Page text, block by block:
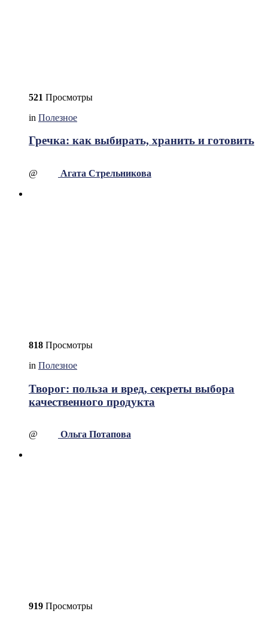
521 Просмотры
in Полезное
Гречка: как выбирать, хранить и готовить
@ Агата Стрельникова
818 Просмотры
in Полезное
Творог: польза и вред, секреты выбора
качественного продукта
@ Ольга Потапова
919 Просмотры